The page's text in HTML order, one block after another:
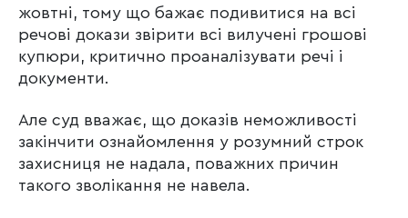
жовтні, тому що бажає подивитися на всі
речові докази звірити всі вилучені грошові
купюри, критично проаналізувати речі і
документи.
Але суд вважає, що доказів неможливості
закінчити ознайомлення у розумний строк
захисниця не надала, поважних причин
такого зволікання не навела.